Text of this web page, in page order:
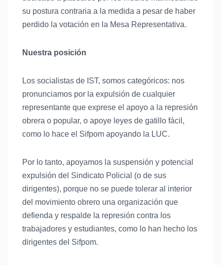
su postura contraria a la medida a pesar de haber
perdido la votación en la Mesa Representativa.
Nuestra posición
Los socialistas de IST, somos categóricos: nos
pronunciamos por la expulsión de cualquier
representante que exprese el apoyo a la represión
obrera o popular, o apoye leyes de gatillo fácil,
como lo hace el Sifpom apoyando la LUC.
Por lo tanto, apoyamos la suspensión y potencial
expulsión del Sindicato Policial (o de sus
dirigentes), porque no se puede tolerar al interior
del movimiento obrero una organización que
defienda y respalde la represión contra los
trabajadores y estudiantes, como lo han hecho los
dirigentes del Sifpom.